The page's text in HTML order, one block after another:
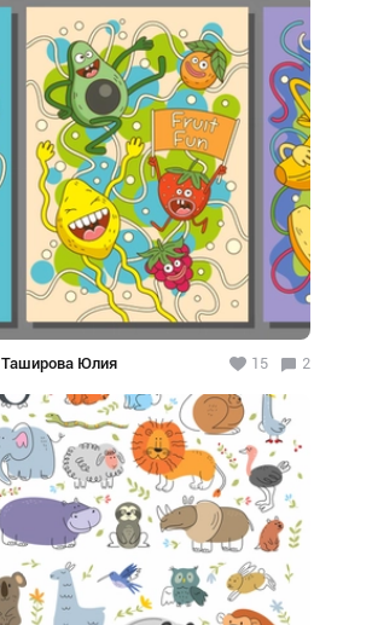
Таширова Юлия 15 2